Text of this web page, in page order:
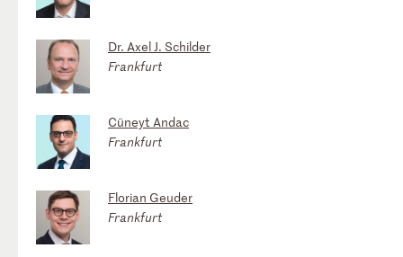
Dr. Axel J. Schilder
Frankfurt
Cüneyt Andac
Frankfurt
Florian Geuder
Frankfurt